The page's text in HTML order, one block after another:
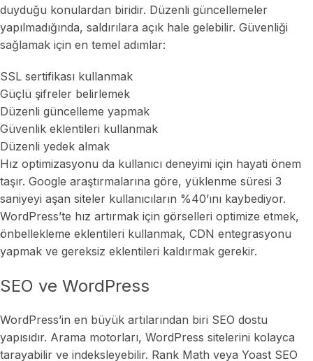
duyduğu konulardan biridir. Düzenli güncellemeler
yapılmadığında, saldırılara açık hale gelebilir. Güvenliği
sağlamak için en temel adımlar:
SSL sertifikası kullanmak
Güçlü şifreler belirlemek
Düzenli güncelleme yapmak
Güvenlik eklentileri kullanmak
Düzenli yedek almak
Hız optimizasyonu da kullanıcı deneyimi için hayati önem
taşır. Google araştırmalarına göre, yüklenme süresi 3
saniyeyi aşan siteler kullanıcıların %40’ını kaybediyor.
WordPress’te hız artırmak için görselleri optimize etmek,
önbellekleme eklentileri kullanmak, CDN entegrasyonu
yapmak ve gereksiz eklentileri kaldırmak gerekir.
SEO ve WordPress
WordPress’in en büyük artılarından biri SEO dostu
yapısıdır. Arama motorları, WordPress sitelerini kolayca
tarayabilir ve indeksleyebilir. Rank Math veya Yoast SEO